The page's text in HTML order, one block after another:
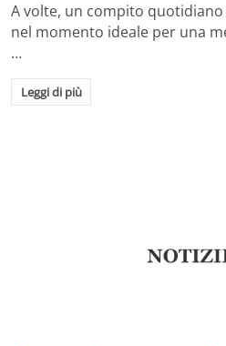
A volte, un compito
nel momento ideale per una
…
Leggi di più